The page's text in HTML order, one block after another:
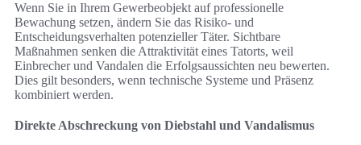
Wenn Sie in Ihrem Gewerbeobjekt auf professionelle
Bewachung setzen, ändern Sie das Risiko- und
Entscheidungsverhalten potenzieller Täter. Sichtbare
Maßnahmen senken die Attraktivität eines Tatorts, weil
Einbrecher und Vandalen die Erfolgsaussichten neu bewerten.
Dies gilt besonders, wenn technische Systeme und Präsenz
kombiniert werden.
Direkte Abschreckung von Diebstahl und Vandalismus